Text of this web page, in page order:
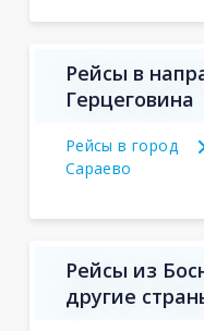
Рейсы в
Герцеговина
Рейсы в город
Сараево
Рейсы из
другие